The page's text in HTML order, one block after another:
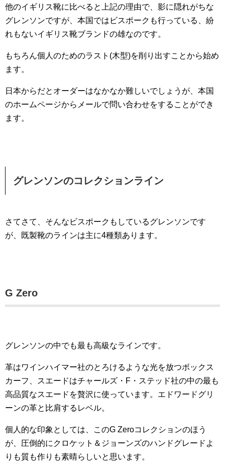
他のイギリス靴に比べると上記の理由で、影に隠れがちな
グレンソンですが、本国ではビスポークも行っている、紛
れもないイギリス靴ブランドの雄なのです。
もちろん個人のためのラスト(木型)を削り出すことから始め
ます。
日本からだとオーダーはなかなか難しいでしょうが、本国
のホームページからメールで問い合わせをすることができ
ます。
グレンソンのコレクションライン
さてさて、そんなビスポークもしているグレンソンです
が、既製靴のラインは主に4種類あります。
G Zero
グレンソンの中でも最も高級なラインです。
革はワインハイマー社のとろけるような光を放つボックス
カーフ、スエードはチャールズ・F・ステッド社の中の最も
高品質なスエードを贅沢に使っています。エドワードグリ
ーンの革と比肩するレベル。
個人的な印象としては、このG Zeroコレクションのほう
が、圧倒的にクロケット＆ジョーンズのハンドグレードよ
りも質も作りも素晴らしいと思います。